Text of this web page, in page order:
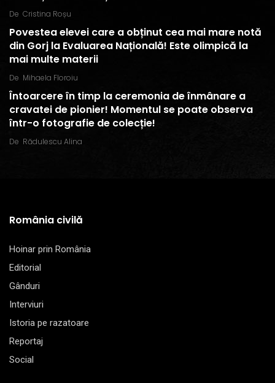
De Cristina Roșu
Povestea elevei care a obținut cea mai mare notă
din Gorj la Evaluarea Națională! Este olimpică la
mai multe materii
De Mihaela Floroiu
Întoarcere în timp la ceremonia de înmânare a
cravatei de pionier! Momentul se poate observa
într-o fotografie de colecție!
De Rădulescu Alina
România civilă
Hoinar prin România
Editorial
Gânduri
Interviuri
Istoria pe razatoare
Reportaj
Social